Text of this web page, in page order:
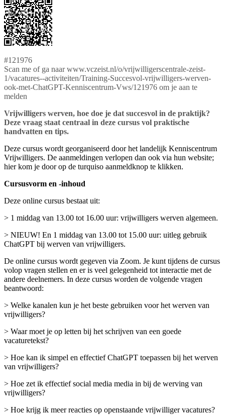
#121976
Scan me of ga naar www.vczeist.nl/o/vrijwilligerscentrale-zeist-
1/vacatures--activiteiten/Training-Succesvol-vrijwilligers-werven-
ook-met-ChatGPT-Kenniscentrum-Vws/121976 om je aan te
melden
Vrijwilligers werven, hoe doe je dat succesvol in de praktijk?
Deze vraag staat centraal in deze cursus vol praktische
handvatten en tips.
Deze cursus wordt georganiseerd door het landelijk Kenniscentrum
Vrijwilligers. De aanmeldingen verlopen dan ook via hun website;
hier kom je door op de turquiso aanmeldknop te klikken.
Cursusvorm en -inhoud
Deze online cursus bestaat uit:
> 1 middag van 13.00 tot 16.00 uur: vrijwilligers werven algemeen.
> NIEUW! En 1 middag van 13.00 tot 15.00 uur: uitleg gebruik
ChatGPT bij werven van vrijwilligers.
De online cursus wordt gegeven via Zoom. Je kunt tijdens de cursus
volop vragen stellen en er is veel gelegenheid tot interactie met de
andere deelnemers. In deze cursus worden de volgende vragen
beantwoord:
> Welke kanalen kun je het beste gebruiken voor het werven van
vrijwilligers?
> Waar moet je op letten bij het schrijven van een goede
vacaturetekst?
> Hoe kan ik simpel en effectief ChatGPT toepassen bij het werven
van vrijwilligers?
> Hoe zet ik effectief social media media in bij de werving van
vrijwilligers?
> Hoe krijg ik meer reacties op openstaande vrijwilliger vacatures?